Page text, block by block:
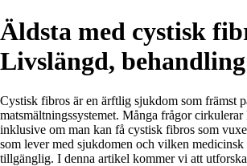
Äldsta med cystisk
Livslängd,
Cystisk fibros är en ärftlig sjukdom som främst
matsmältningssystemet. Många frågor
inklusive om man kan få cystisk fibros som
som lever med sjukdomen och vilken
tillgänglig. I denna artikel kommer vi att